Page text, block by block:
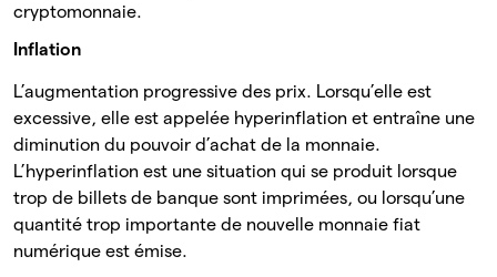
cryptomonnaie.
Inflation
L’augmentation progressive des prix. Lorsqu’elle est
excessive, elle est appelée hyperinflation et entraîne une
diminution du pouvoir d’achat de la monnaie.
L’hyperinflation est une situation qui se produit lorsque
trop de billets de banque sont imprimées, ou lorsqu’une
quantité trop importante de nouvelle monnaie fiat
numérique est émise.